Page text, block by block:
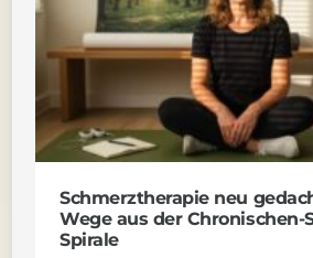
Schmerztherapie neu
Wege aus der Chronischen-
Spirale